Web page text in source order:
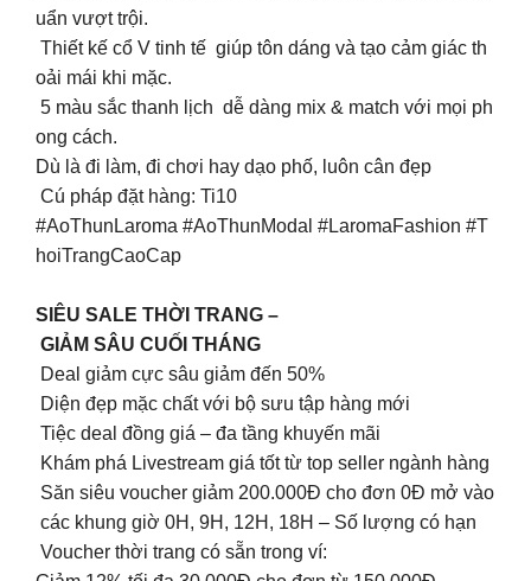
uẩn vượt trội.
Thiết kế cổ V tinh tế giúp tôn dáng và tạo cảm giác th
oải mái khi mặc.
5 màu sắc thanh lịch dễ dàng mix & match với mọi ph
ong cách.
Dù là đi làm, đi chơi hay dạo phố, luôn cân đẹp
Cú pháp đặt hàng: Ti10
#AoThunLaroma #AoThunModal #LaromaFashion #T
hoiTrangCaoCap
SIÊU SALE THỜI TRANG –
GIẢM SÂU CUỐI THÁNG
Deal giảm cực sâu giảm đến 50%
Diện đẹp mặc chất với bộ sưu tập hàng mới
Tiệc deal đồng giá – đa tầng khuyến mãi
Khám phá Livestream giá tốt từ top seller ngành hàng
Săn siêu voucher giảm 200.000Đ cho đơn 0Đ mở vào
các khung giờ 0H, 9H, 12H, 18H – Số lượng có hạn
Voucher thời trang có sẵn trong ví: